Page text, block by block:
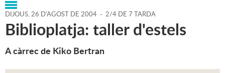
DIJOUS,26 D'AGOST DE 2004 - 2/4 DE 7 TARDA
Biblioplatja: taller d'estels
A càrrec de Kiko Bertran